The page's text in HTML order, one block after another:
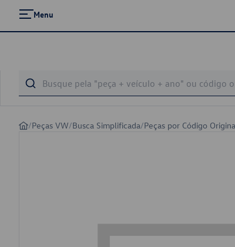
Menu
/Peças VW/Busca Simplificada/Peças por Código